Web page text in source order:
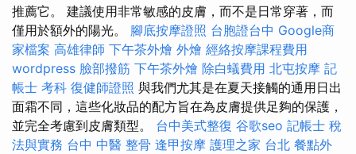
推薦它。 建議使用非常敏感的皮膚，而不是日常穿著，而
僅用於額外的陽光。 腳底按摩證照 台胞證台中 Google商
家檔案 高雄律師 下午茶外燴 外燴 經絡按摩課程費用
wordpress 臉部撥筋 下午茶外燴 除白蟻費用 北屯按摩 記
帳士 考科 復健師證照 與我們尤其是在夏天接觸的通用日出
面霜不同，這些化妝品的配方旨在為皮膚提供足夠的保護，
並完全考慮到皮膚類型。 台中美式整復 谷歌seo 記帳士 稅
法與實務 台中 中醫 整骨 逢甲按摩 護理之家 台北 餐點外